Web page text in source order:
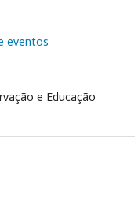
eventos
e Educação